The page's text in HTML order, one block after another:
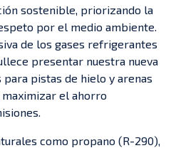
sostenible, priorizando la
por el medio ambiente.
de los gases refrigerantes
presentar nuestra nueva
pistas de hielo y arenas
el ahorro
como propano (R-290),